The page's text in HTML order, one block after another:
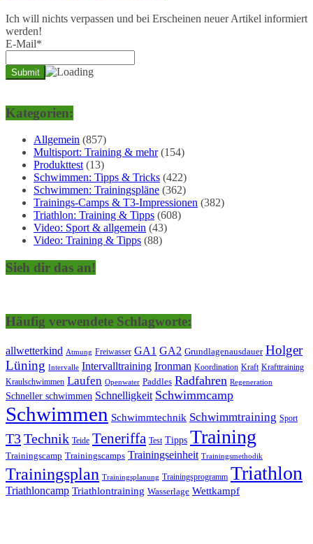
Ich will nichts verpassen und bei Erscheinen neuer Artikel informiert
werden!
E-Mail*
Kategorien:
Allgemein (857)
Multisport: Training & mehr(154)
Produkttest (13)
Schwimmen: Tipps & Tricks (422)
Schwimmen: Trainingspläne (362)
Trainings-Camps & T3-Impressionen (382)
Triathlon: Training & Tipps (608)
Video: Sport & allgemein (43)
Video: Training & Tipps (88)
Sieh dir das an!
Häufig verwendete Schlagworte:
allwetterkind Atmung Freiwasser GA1 GA2 Grundlagenausdauer Holger
Lüning Intervalle Intervalltraining Ironman Koordination Kraft Krafttraining
Kraulschwimmen Laufen Openwater Paddles Radfahren Regeneration
Schneller schwimmen Schnelligkeit Schwimmcamp
Schwimmen Schwimmtechnik Schwimmtraining Sport
T3Technik Teide Teneriffa Test Tipps Training
Trainingscamp Trainingscamps Trainingseinheit Trainingsmethodik
Trainingsplan Trainingsplanung Trainingsprogramm Triathlon
Triathloncamp Triathlontraining Wasserlage Wettkampf